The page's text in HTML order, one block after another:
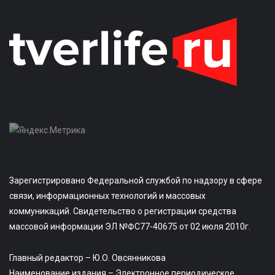
Зарегистрировано Федеральной службой по надзору в сфере
связи, информационных технологий и массовых
коммуникаций. Свидетельство о регистрации средства
массовой информации ЭЛ №ФС77-40675 от 02 июля 2010г.
Главный редактор – Ю.О. Овсянникова